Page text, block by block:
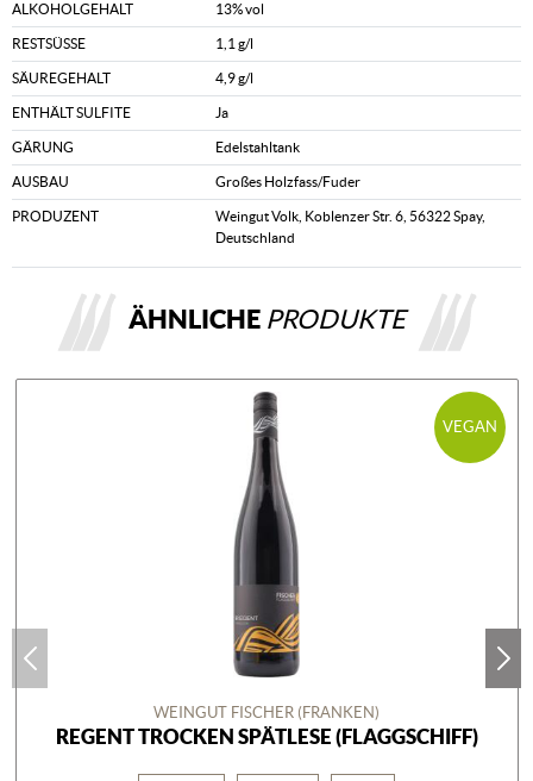
ALKOHOLGEHALT 13% vol
RESTSÜSSE 1,1 g/l
SÄUREGEHALT 4,9 g/l
ENTHÄLT SULFITE Ja
GÄRUNG Edelstahltank
AUSBAU Großes Holzfass/Fuder
PRODUZENT
Weingut Volk, Koblenzer Str. 6, 56322 Spay,
Deutschland
ÄHNLICHE PRODUKTE
VEGAN
WEINGUT FISCHER (FRANKEN)
REGENT TROCKEN SPÄTLESE (FLAGGSCHIFF)